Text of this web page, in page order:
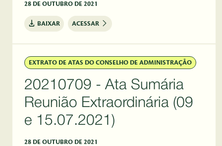
28 DE OUTUBRO DE 2021
BAIXAR ACESSAR
EXTRATO DE ATAS DO CONSELHO DE ADMINISTRAÇÃO
20210709 - Ata Sumária
Reunião Extraordinária (09
e 15.07.2021)
28 DE OUTUBRO DE 2021